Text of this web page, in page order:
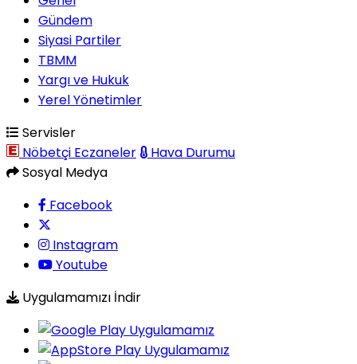
Gündem
Siyasi Partiler
TBMM
Yargı ve Hukuk
Yerel Yönetimler
Servisler
Nöbetçi Eczaneler
Hava Durumu
Sosyal Medya
Facebook
Instagram
Youtube
Uygulamamızı İndir